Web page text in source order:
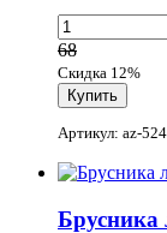
68
Скидка 12%
Артикул: az-
Брусника